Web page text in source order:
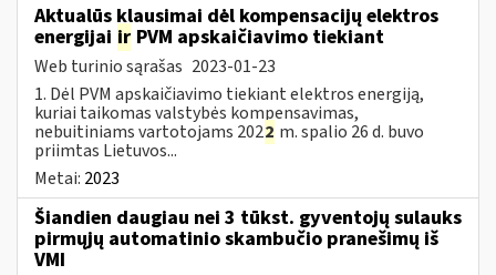
Aktualūs klausimai dėl kompensacijų elektros
energijai ir PVM apskaičiavimo tiekiant
Web turinio sąrašas 2023-01-23
1. Dėl PVM apskaičiavimo tiekiant elektros energiją,
kuriai taikomas valstybės kompensavimas,
nebuitiniams vartotojams 2022 m. spalio 26 d. buvo
priimtas Lietuvos...
Metai: 2023
Šiandien daugiau nei 3 tūkst. gyventojų sulauks
pirmųjų automatinio skambučio pranešimų iš
VMI